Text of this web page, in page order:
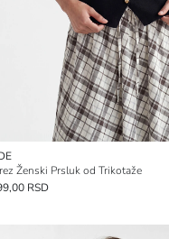
Ženski Prsluk od Trikotaže
RSD